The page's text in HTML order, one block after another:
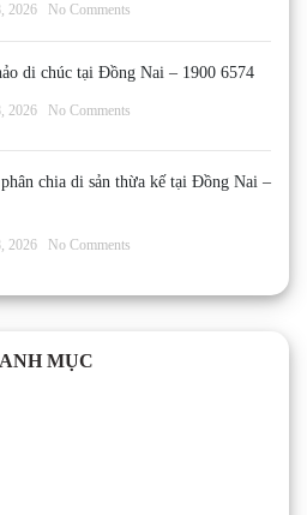
2026 No Comments
di chúc tại Đồng Nai – 1900 6574
2026 No Comments
chia di sản thừa kế tại Đồng Nai –
2026 No Comments
MỤC